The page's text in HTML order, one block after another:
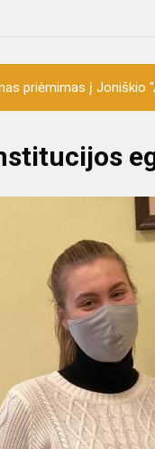
priėmimas į Joniškio